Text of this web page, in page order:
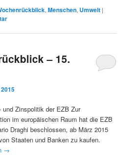
,Menschen, Umwelt |
– 15.
und Zinspolitik der EZB Zur
im europäischen Raum hat die EZB
Draghi beschlossen, ab März 2015
Staaten und Banken zu kaufen.
→